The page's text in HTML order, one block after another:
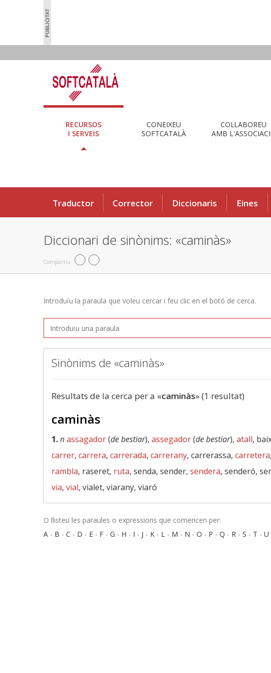
RECURSOS
I SERVEIS
CONEIXEU
SOFTCATALÀ
COL·LABOREU
AMB
Traductor Corrector Diccionaris Eines
Diccionari de sinònims: «caminàs»
Compartiu
Introduïu la paraula que voleu cercar i feu clic en el botó de cerca.
Sinònims de «caminàs»
Resultats de la cerca per a «caminàs» (1 resultat)
caminàs
1.nassagador(de bestiar), assegador(de bestiar), atall,
carrer, carrera, carrerada, carrerany, carrerassa, carretera
rambla, raseret, ruta, senda, sender, sendera, senderó,
via, vial, vialet, viarany, viaró
O llisteu les paraules o expressions que comencen per:
A - B - C - D - E - F - G - H - I - J - K - L - M - N - O - P - Q - R - S - T - U